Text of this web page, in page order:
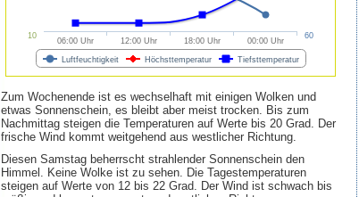
Luftfeuchtigkeit Höchsttemperatur Tiefsttemperatur
06:00 Uhr 12:00 Uhr 18:00 Uhr 00:00 Uhr
10 60
Zum Wochenende ist es wechselhaft mit einigen Wolken und
etwas Sonnenschein, es bleibt aber meist trocken. Bis zum
Nachmittag steigen die Temperaturen auf Werte bis 20 Grad. Der
frische Wind kommt weitgehend aus westlicher Richtung.
Diesen Samstag beherrscht strahlender Sonnenschein den
Himmel. Keine Wolke ist zu sehen. Die Tagestemperaturen
steigen auf Werte von 12 bis 22 Grad. Der Wind ist schwach bis